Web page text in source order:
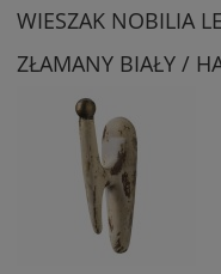
WIESZAK NOBILIA
ZŁAMANY BIAŁY /